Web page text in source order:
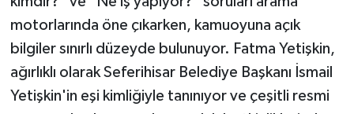
motorlarında öne çıkarken, kamuoyuna açık
bilgiler sınırlı düzeyde bulunuyor. Fatma Yetişkin,
ağırlıklı olarak Seferihisar Belediye Başkanı İsmail
Yetişkin'in eşi kimliğiyle tanınıyor ve çeşitli resmi